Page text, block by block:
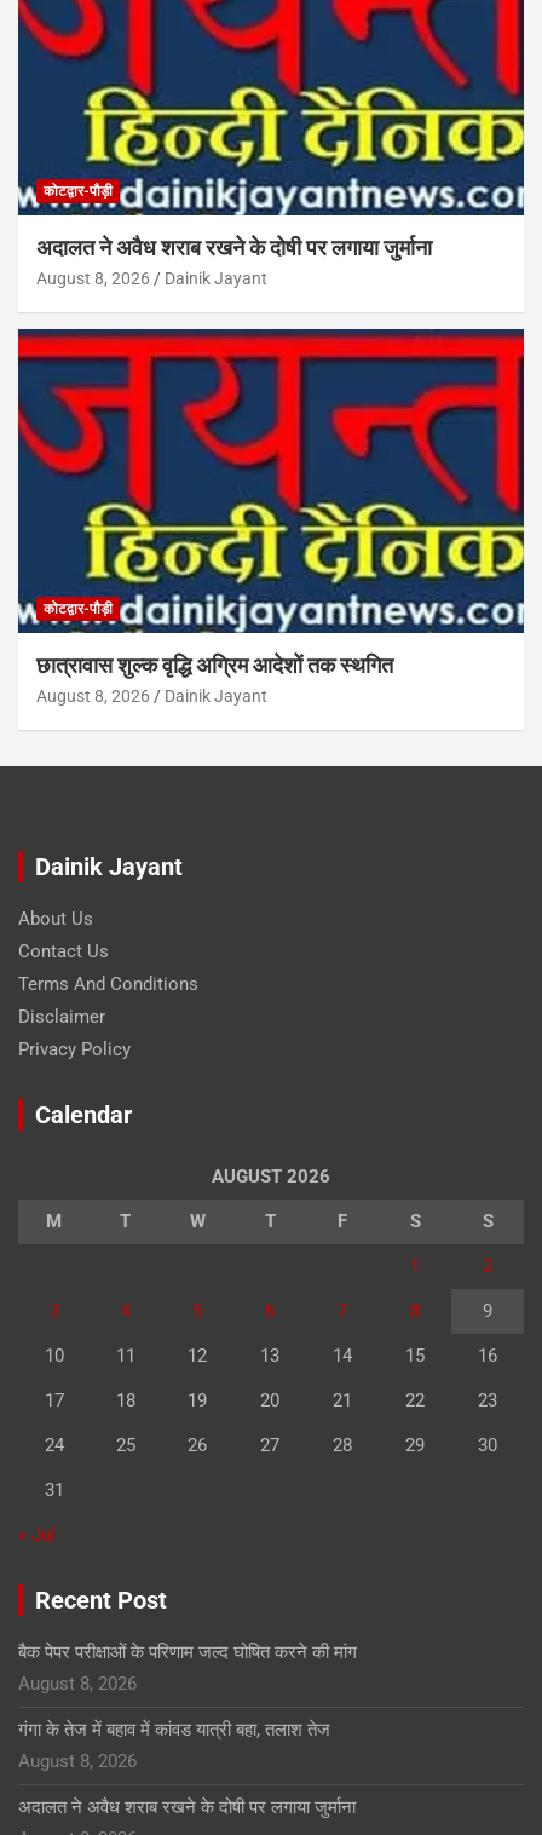
कोटद्वार-पौड़ी
अदालत ने अवैध शराब रखने के दोषी पर लगाया जुर्माना
August 8, 2026 Dainik Jayant
कोटद्वार-पौड़ी
छात्रावास शुल्क वृद्धि अग्रिम आदेशों तक स्थगित
August 8, 2026 Dainik Jayant
Dainik Jayant
About Us
Contact Us
Terms And Conditions
Disclaimer
Privacy Policy
Calendar
AUGUST 2026
M T W T F S S
1 2
3 4 5 6 7 8 9
10 11 12 13 14 15 16
17 18 19 20 21 22 23
24 25 26 27 28 29 30
31
« Jul
Recent Post
बैक पेपर परीक्षाओं के परिणाम जल्द घोषित करने की मांग
August 8, 2026
गंगा के तेज में बहाव में कांवड यात्री बहा, तलाश तेज
August 8, 2026
अदालत ने अवैध शराब रखने के दोषी पर लगाया जुर्माना